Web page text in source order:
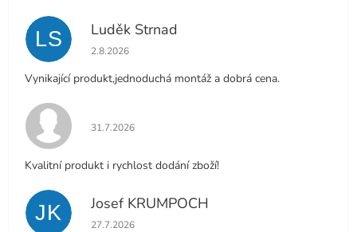
LS Luděk Strnad
Hodnocení obchodu je 5 z 5 hvězdiček.
2.8.2026
Vynikající produkt,jednoduchá montáž a dobrá cena.
Hodnocení obchodu je 5 z 5 hvězdiček.
31.7.2026
Kvalitní produkt i rychlost dodání zboží!
JK Josef KRUMPOCH
Hodnocení obchodu je 5 z 5 hvězdiček.
27.7.2026